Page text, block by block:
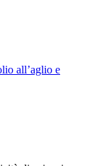
all’aglio e